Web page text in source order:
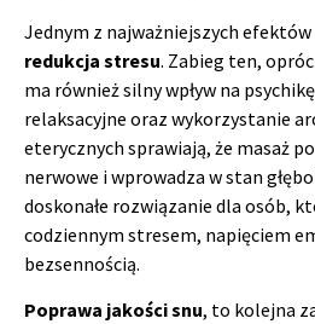
Jednym z najważniejszych
redukcja stresu. Zabieg ten,
ma również silny wpływ na
relaksacyjne oraz wykorzystanie
eterycznych sprawiają, że masaż
nerwowe i wprowadza w stan
doskonałe rozwiązanie dla osób,
codziennym stresem, napięciem
bezsennością.
Poprawa jakości snu, to kolejna